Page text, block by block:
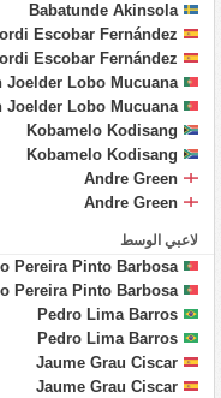
Babatunde Akinsola
Escobar Fernández
Escobar Fernández
Joelder Lobo Mucuana
Joelder Lobo Mucuana
Kobamelo Kodisang
Kobamelo Kodisang
Andre Green
Andre Green
لاعبي الوسط
Avelino Pereira Pinto Barbosa
Avelino Pereira Pinto Barbosa
Pedro Lima Barros
Pedro Lima Barros
Jaume Grau Ciscar
Jaume Grau Ciscar